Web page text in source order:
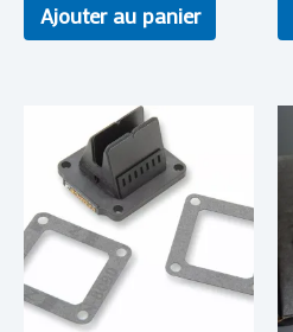
Ajouter au panier